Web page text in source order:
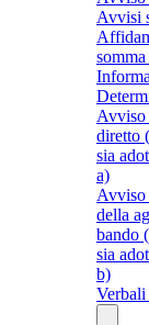
Avvisi
Avviso
diretto
sia
a)
Avviso
della
bando
sia
b)
Verbali